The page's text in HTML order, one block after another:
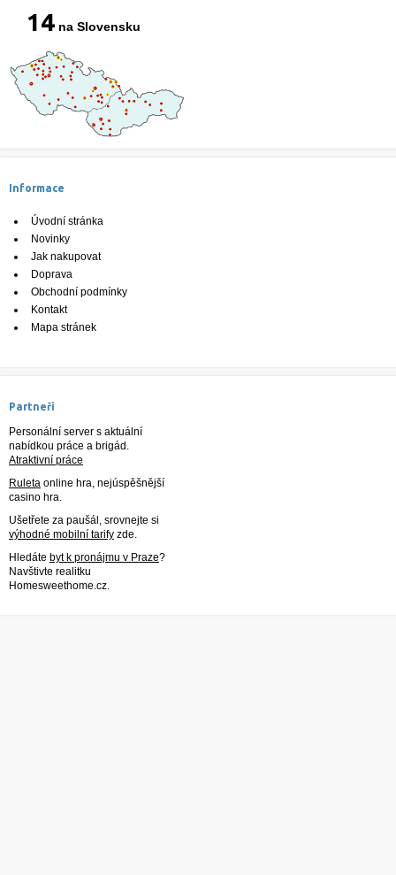
14 na Slovensku
Informace
Úvodní stránka
Novinky
Jak nakupovat
Doprava
Obchodní podmínky
Kontakt
Mapa stránek
Partneři
Personální server s aktuální
nabídkou práce a brigád.
Atraktivní práce
Ruleta online hra, nejúspěšnější
casino hra.
Ušetřete za paušál, srovnejte si
výhodné mobilní tarify zde.
Hledáte byt k pronájmu v Praze?
Navštivte realitku
Homesweethome.cz.